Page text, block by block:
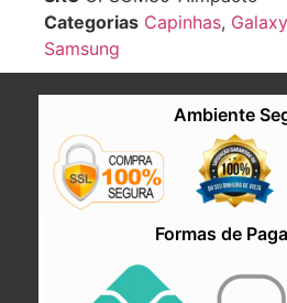
Categorias Capinhas,
Samsung
Ambiente
Formas de